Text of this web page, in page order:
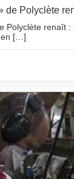
de Polyclète
Polyclète renaît :
en […]